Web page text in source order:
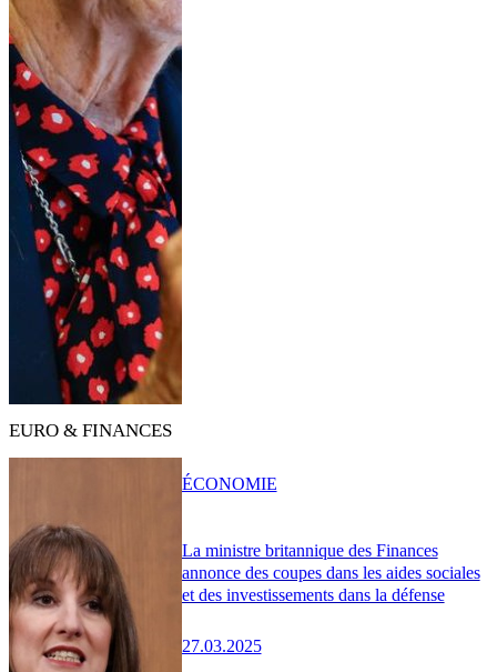
EURO & FINANCES
La ministre britannique des Finances
annonce des coupes dans les aides sociales
et des investissements dans la défense
27.03.2025
ÉCONOMIE